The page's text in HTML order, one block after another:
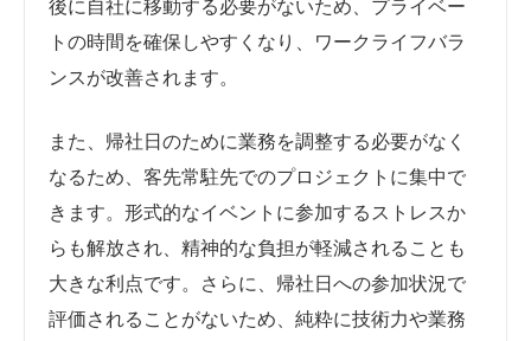
後に自社に移動する必要がないため、プライベー
トの時間を確保しやすくなり、ワークライフバラ
ンスが改善されます。
また、帰社日のために業務を調整する必要がなく
なるため、客先常駐先でのプロジェクトに集中で
きます。形式的なイベントに参加するストレスか
らも解放され、精神的な負担が軽減されることも
大きな利点です。さらに、帰社日への参加状況で
評価されることがないため、純粋に技術力や業務